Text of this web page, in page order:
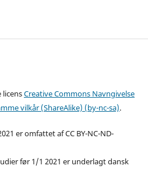
Creative Commons Navngivelse
vilkår (ShareAlike) (by-nc-sa).
er omfattet af CC BY-NC-ND-
før 1/1 2021 er underlagt dansk